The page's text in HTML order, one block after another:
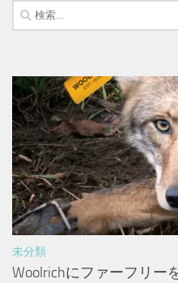
検
索:
未分類
Woolrichにファーフリー